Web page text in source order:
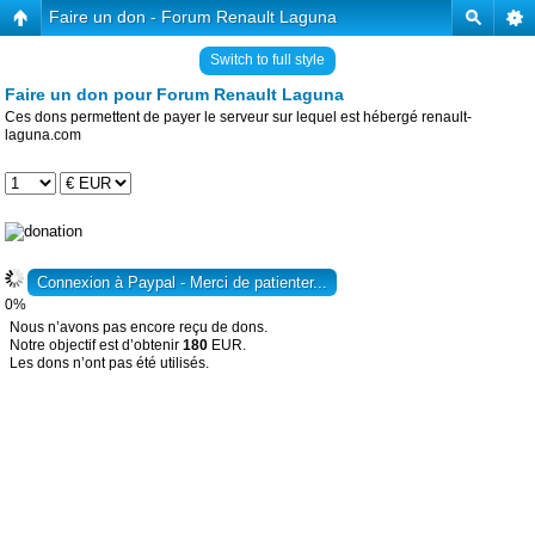
Faire un don - Forum Renault Laguna
Switch to full style
Faire un don pour Forum Renault Laguna
Ces dons permettent de payer le serveur sur lequel est hébergé renault-
laguna.com
0%
Nous n’avons pas encore reçu de dons.
Notre objectif est d’obtenir 180 EUR.
Les dons n’ont pas été utilisés.